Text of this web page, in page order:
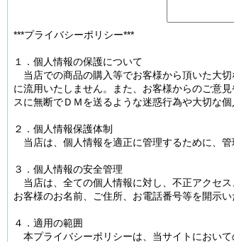
***プライバシーポリシー***
１．個人情報の保護について
当店での商品の購入等でお客様から頂いた大
に流用いたしません。また、お客様からのご意
スに無断でＤＭを送るような迷惑行為や大切な
２．個人情報保護体制
当店は、個人情報を適正に管理するために、管
３．個人情報の安全管理
当店は、全ての個人情報に対し、不正アクセ
お客様のお名前、ご住所、お電話番号等を開示
４．適用の範囲
本プライバシーポリシーは、当サイトにおいて